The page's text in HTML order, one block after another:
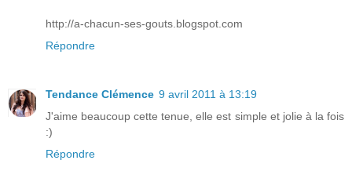
http://a-chacun-ses-gouts.blogspot.com
Répondre
Tendance Clémence 9 avril 2011 à 13:19
J'aime beaucoup cette tenue, elle est simple et jolie à la fois
:)
Répondre